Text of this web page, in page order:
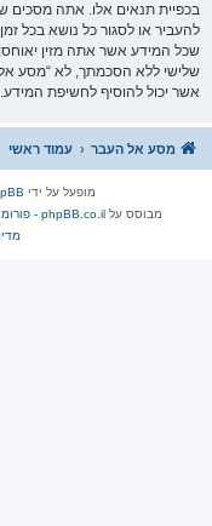
בכפיית תנאים אלו. אתה מסכים
להעביר או לסגור כל נושא בכל
שכל המידע אשר אתה מזין
אשר יכול להוסיף לחשיפת המידע.
מסע אל העבר עמוד ראשי
מופעל על ידי
מבוסס עלphpBB.co.il - פורומים בעברית